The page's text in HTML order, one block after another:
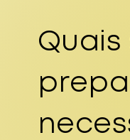
Quais